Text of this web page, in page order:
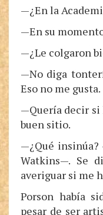
—¿En la
—En su
—¿Le colgaron
—No diga
Eso no me gusta.
—Quería decir si
buen sitio.
—¿Qué
Watkins—. Se
averiguar si me
Porson había
pesar de ser